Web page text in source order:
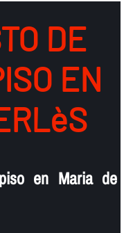
DE
EN
en Maria de